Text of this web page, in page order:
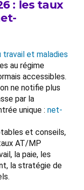
: les taux
et maladies
au régime
accessibles.
ne notifie plus
par la
unique : net-
et conseils,
AT/MP
la paie, les
la stratégie de